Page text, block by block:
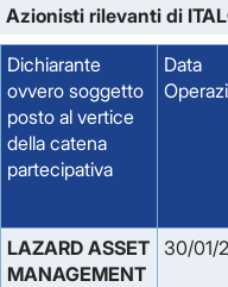
Azionisti rilevanti di
Dichiarante
ovvero soggetto
posto al vertice
della catena
partecipativa
Data
LAZARD ASSET
MANAGEMENT
30/01/